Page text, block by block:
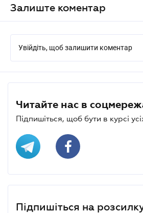
Залиште коментар
Увійдіть, щоб залишити коментар
Читайте нас в
Підпишіться, щоб бути в курсі
Підпишіться на